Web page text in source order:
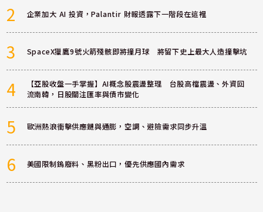
2 企業加大 AI 投資，Palantir 財報透露下一階段在這裡
3 SpaceX獵鷹9號火箭殘骸即將撞月球 將留下史上最大人造撞擊坑
4
【亞股收盤一手掌握】AI概念股震盪整理 台股高檔震盪、外資回
流南韓，日股關注匯率與債市變化
5 歐洲熱浪衝擊供應鏈與通膨，空調、避險需求同步升溫
6 美國限制鎢廢料、黑粉出口，優先供應國內需求